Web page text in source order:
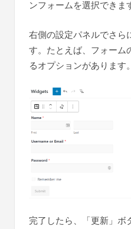
ンフォームを選択できま
右側の設定パネルでさら
す。たとえば、フォーム
るオプションがあります。
完了したら、「更新」ボ